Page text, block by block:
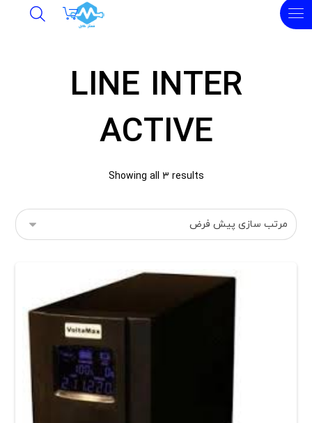
LINE INTER
ACTIVE
Showing all 3 results